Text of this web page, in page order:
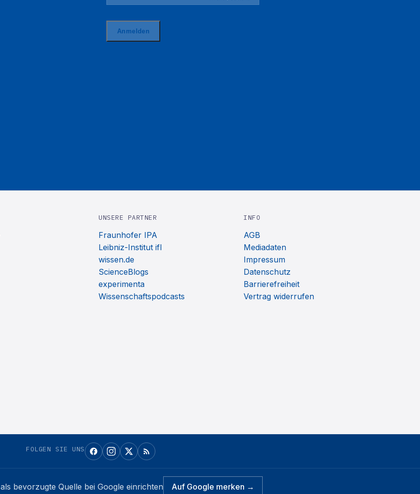
UNSERE PARTNER
Fraunhofer IPA
Leibniz-Institut ifl
wissen.de
ScienceBlogs
experimenta
Wissenschaftspodcasts
INFO
AGB
Mediadaten
Impressum
Datenschutz
Barrierefreiheit
Vertrag widerrufen
FOLGEN SIE UNS
als bevorzugte Quelle bei Google einrichten Auf Google merken →